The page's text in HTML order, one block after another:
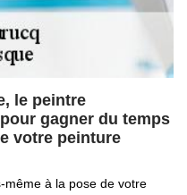
le peintre
gagner du temps
votre peinture
même à la pose de votre